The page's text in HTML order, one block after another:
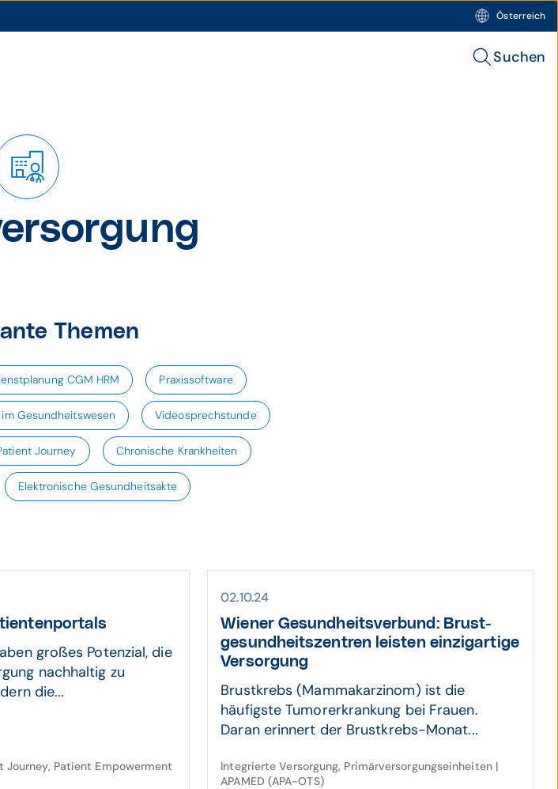
Österreich
Suchen
Themen
CGM HRM Praxissoftware
Gesundheitswesen Videosprechstunde
Journey Chronische Krankheiten
Elektronische Gesundheitsakte
großes Potenzial, die
nachhaltig zu
die...
Journey, Patient Empowerment
02.10.24
Wiener Gesund­heits­verbund: Brust­
gesund­heits­zentren leisten einzig­artige
Ver­sor­gung
Brustkrebs (Mammakarzinom) ist die
häufigste Tumorerkrankung bei Frauen.
Daran erinnert der Brustkrebs-Monat...
Integrierte Versorgung, Primärversorgungseinheiten |
APAMED (APA-OTS)